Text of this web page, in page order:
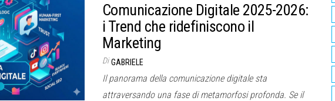
Comunicazione Digitale 2025-2026:
i Trend che ridefiniscono il
Marketing
Di GABRIELE
Il panorama della comunicazione digitale sta
attraversando una fase di metamorfosi profonda. Se il